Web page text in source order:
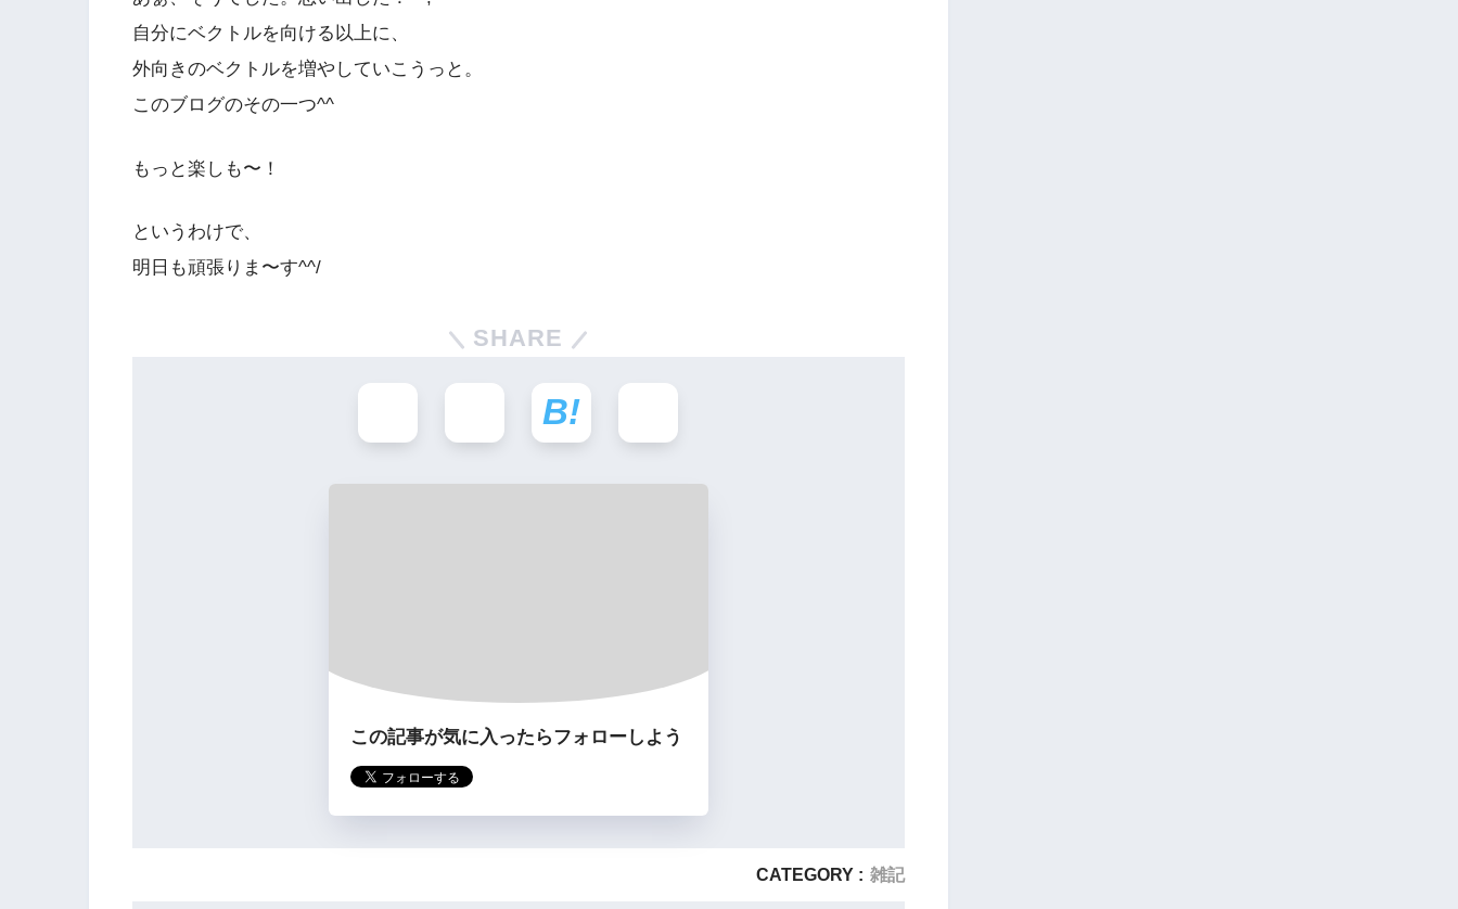
自分にベクトルを向ける以上に、
外向きのベクトルを増やしていこうっと。
このブログのその一つ^^
もっと楽しも〜！
というわけで、
明日も頑張りま〜す^^/
SHARE
この記事が気に入ったらフォローしよう
CATEGORY : 雑記